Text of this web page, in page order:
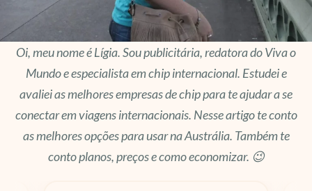
Oi, meu nome é Lígia. Sou publicitária, redatora do Viva o
Mundo e especialista em chip internacional. Estudei e
avaliei as melhores empresas de chip para te ajudar a se
conectar em viagens internacionais. Nesse artigo te conto
as melhores opções para usar na Austrália. Também te
conto planos, preços e como economizar. 😉